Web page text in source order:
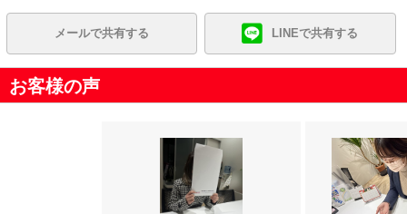
メールで共有する LINEで共有する
お客様の声